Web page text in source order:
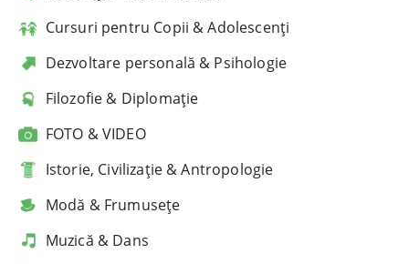
Cursuri pentru Copii & Adolescenți
Dezvoltare personală & Psihologie
Filozofie & Diplomație
FOTO & VIDEO
Istorie, Civilizație & Antropologie
Modă & Frumusețe
Muzică & Dans